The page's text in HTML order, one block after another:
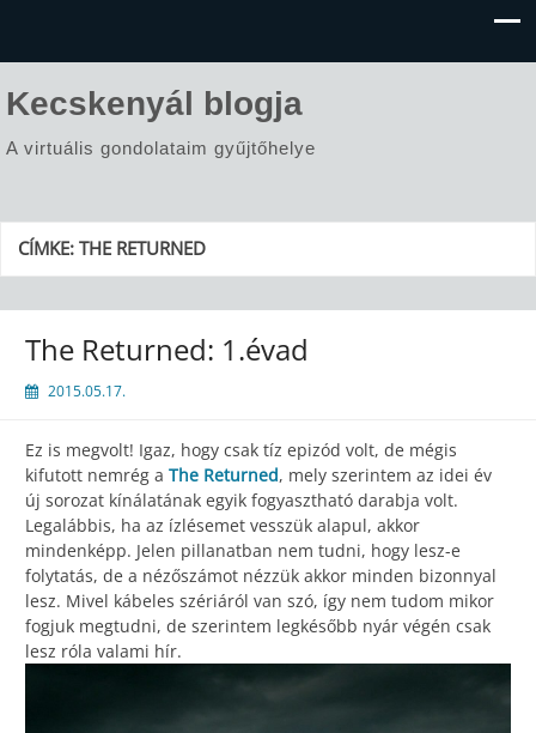
Kecskenyál blogja
A virtuális gondolataim gyűjtőhelye
CÍMKE:THE RETURNED
The Returned: 1.évad
2015.05.17.
Ez is megvolt! Igaz, hogy csak tíz epizód volt, de mégis
kifutott nemrég a The Returned, mely szerintem az idei év
új sorozat kínálatának egyik fogyasztható darabja volt.
Legalábbis, ha az ízlésemet vesszük alapul, akkor
mindenképp. Jelen pillanatban nem tudni, hogy lesz-e
folytatás, de a nézőszámot nézzük akkor minden bizonnyal
lesz. Mivel kábeles szériáról van szó, így nem tudom mikor
fogjuk megtudni, de szerintem legkésőbb nyár végén csak
lesz róla valami hír.